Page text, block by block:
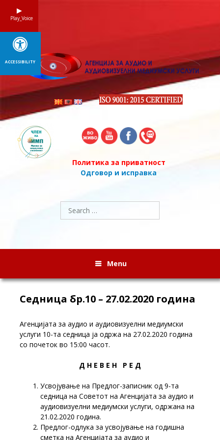
Политика за приватност
Одговор и исправка
Search
for:
Menu
Седница бр.10 – 27.02.2020 година
Агенцијата за аудио и аудиовизуелни медиумски
услуги 10-та седница ја одржа на 27.02.2020 година
со почеток во 15:00 часот.
Д Н Е В Е Н Р Е Д
Усвојување на Предлог-записник од 9-та
седница на Советот на Агенцијата за аудио и
аудиовизуелни медиумски услуги, одржана на
21.02.2020 година.
Предлог-одлука за усвојување на годишна
сметка на Агенцијата за аудио и
Play_Voice
ACCESSIBILITY